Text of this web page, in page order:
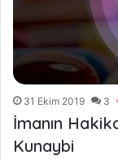
31 Ekim 2019 3
İmanın
Kunaybi